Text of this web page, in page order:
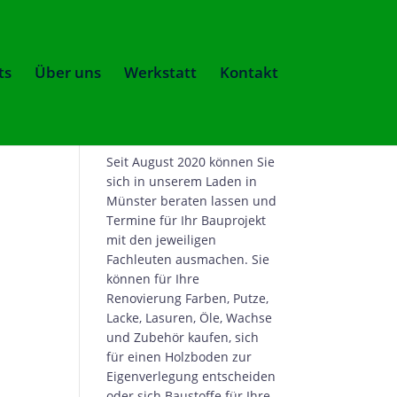
Über uns Werkstatt Kontakt
Seit August 2020 können Sie
sich in unserem Laden in
Münster beraten lassen und
Termine für Ihr Bauprojekt
mit den jeweiligen
Fachleuten ausmachen. Sie
können für Ihre
Renovierung Farben, Putze,
Lacke, Lasuren, Öle, Wachse
und Zubehör kaufen, sich
für einen Holzboden zur
Eigenverlegung entscheiden